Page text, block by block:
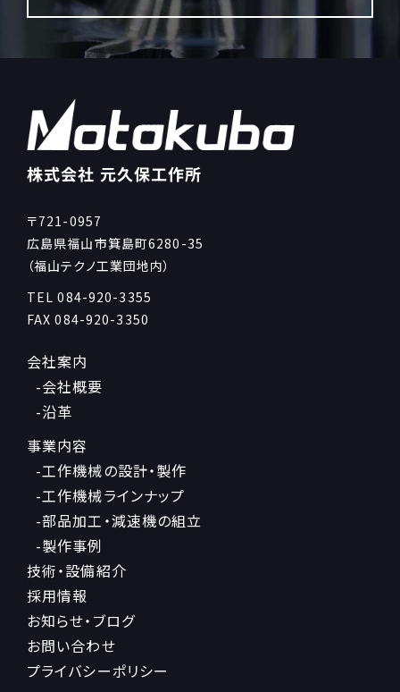
株式会社 元久保工作所
〒721-0957
広島県福山市箕島町6280-35
（福山テクノ工業団地内）
TEL084-920-3355
FAX 084-920-3350
会社案内
-会社概要
-沿革
事業内容
-工作機械の設計・製作
-工作機械ラインナップ
-部品加工・減速機の組立
-製作事例
技術・設備紹介
採用情報
お知らせ・ブログ
お問い合わせ
プライバシーポリシー